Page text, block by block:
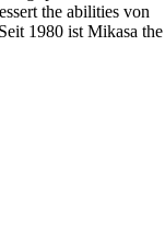
the abilities von
1980 ist Mikasa the